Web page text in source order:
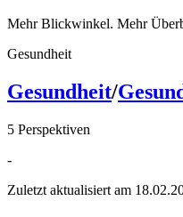
Mehr Blickwinkel. Mehr
Gesundheit
Gesundheit/
5 Perspektiven
-
Zuletzt aktualisiert am